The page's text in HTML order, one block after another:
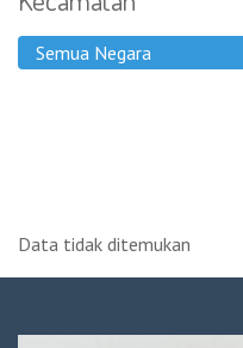
Semua Negara
Data tidak ditemukan